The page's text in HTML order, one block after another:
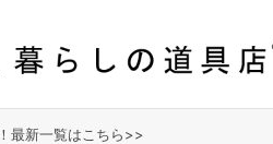
最新一覧はこちら>>